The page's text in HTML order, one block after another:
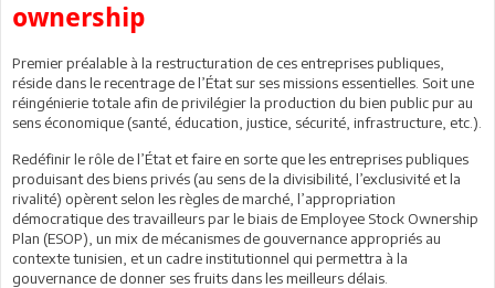
ownership
Premier préalable à la restructuration de ces entreprises publiques,
réside dans le recentrage de l’État sur ses missions essentielles. Soit une
réingénierie totale afin de privilégier la production du bien public pur au
sens économique (santé, éducation, justice, sécurité, infrastructure, etc.).
Redéfinir le rôle de l’État et faire en sorte que les entreprises publiques
produisant des biens privés (au sens de la divisibilité, l’exclusivité et la
rivalité) opèrent selon les règles de marché, l’appropriation
démocratique des travailleurs par le biais de Employee Stock Ownership
Plan (ESOP), un mix de mécanismes de gouvernance appropriés au
contexte tunisien, et un cadre institutionnel qui permettra à la
gouvernance de donner ses fruits dans les meilleurs délais.